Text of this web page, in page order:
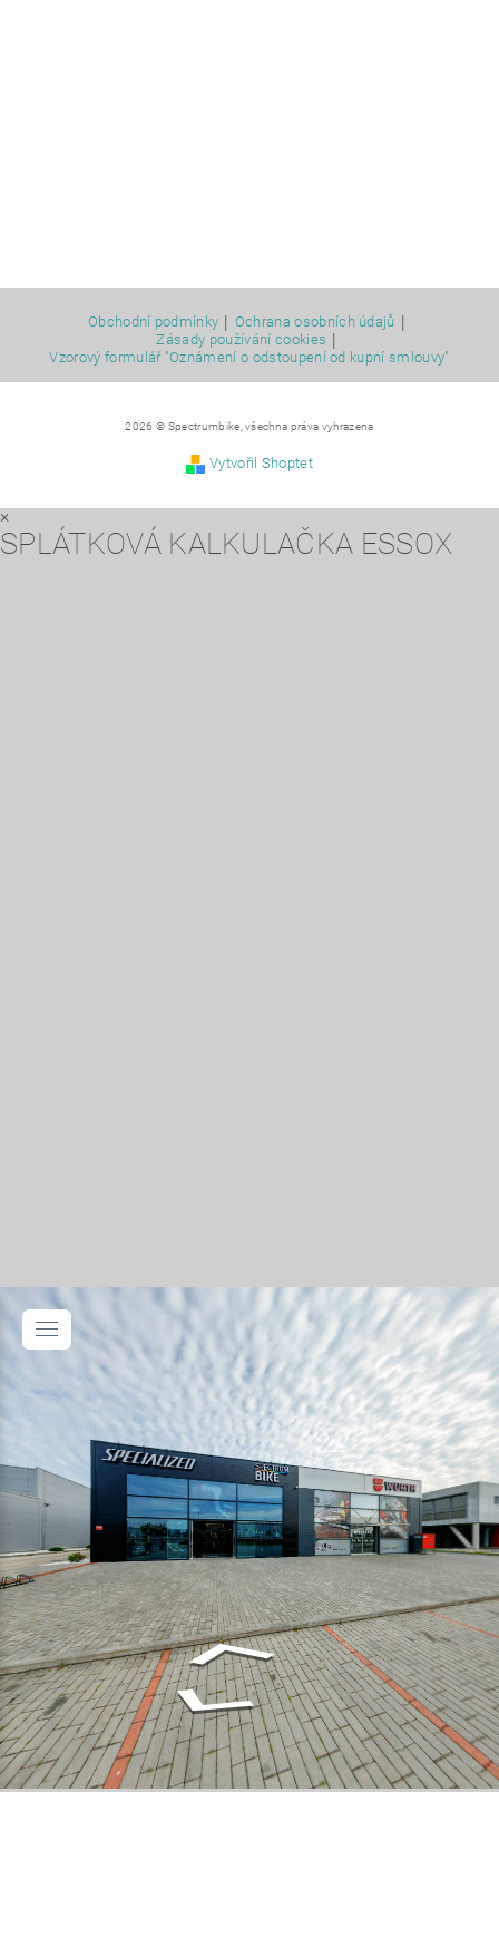
Obchodní podmínky | Ochrana osobních údajů |
Zásady používání cookies |
Vzorový formulář "Oznámení o odstoupení od kupní smlouvy"
2026 © Spectrumbike, všechna práva vyhrazena
Vytvořil Shoptet
×
SPLÁTKOVÁ KALKULAČKA ESSOX